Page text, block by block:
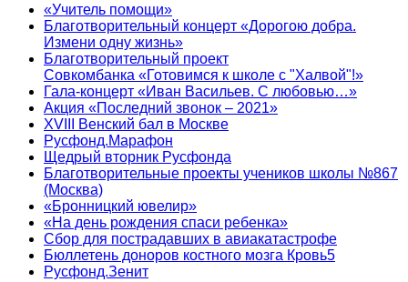
«Учитель помощи»
Благотворительный концерт «Дорогою добра.
Измени одну жизнь»
Благотворительный проект
Совкомбанка «Готовимся к школе с "Халвой"!»
Гала-концерт «Иван Васильев. С любовью…»
Акция «Последний звонок – 2021»
XVIII Венский бал в Москве
Русфонд.Марафон
Щедрый вторник Русфонда
Благотворительные проекты учеников школы №867
(Москва)
«Бронницкий ювелир»
«На день рождения спаси ребенка»
Сбор для пострадавших в авиакатастрофе
Бюллетень доноров костного мозга Кровь5
Русфонд.Зенит